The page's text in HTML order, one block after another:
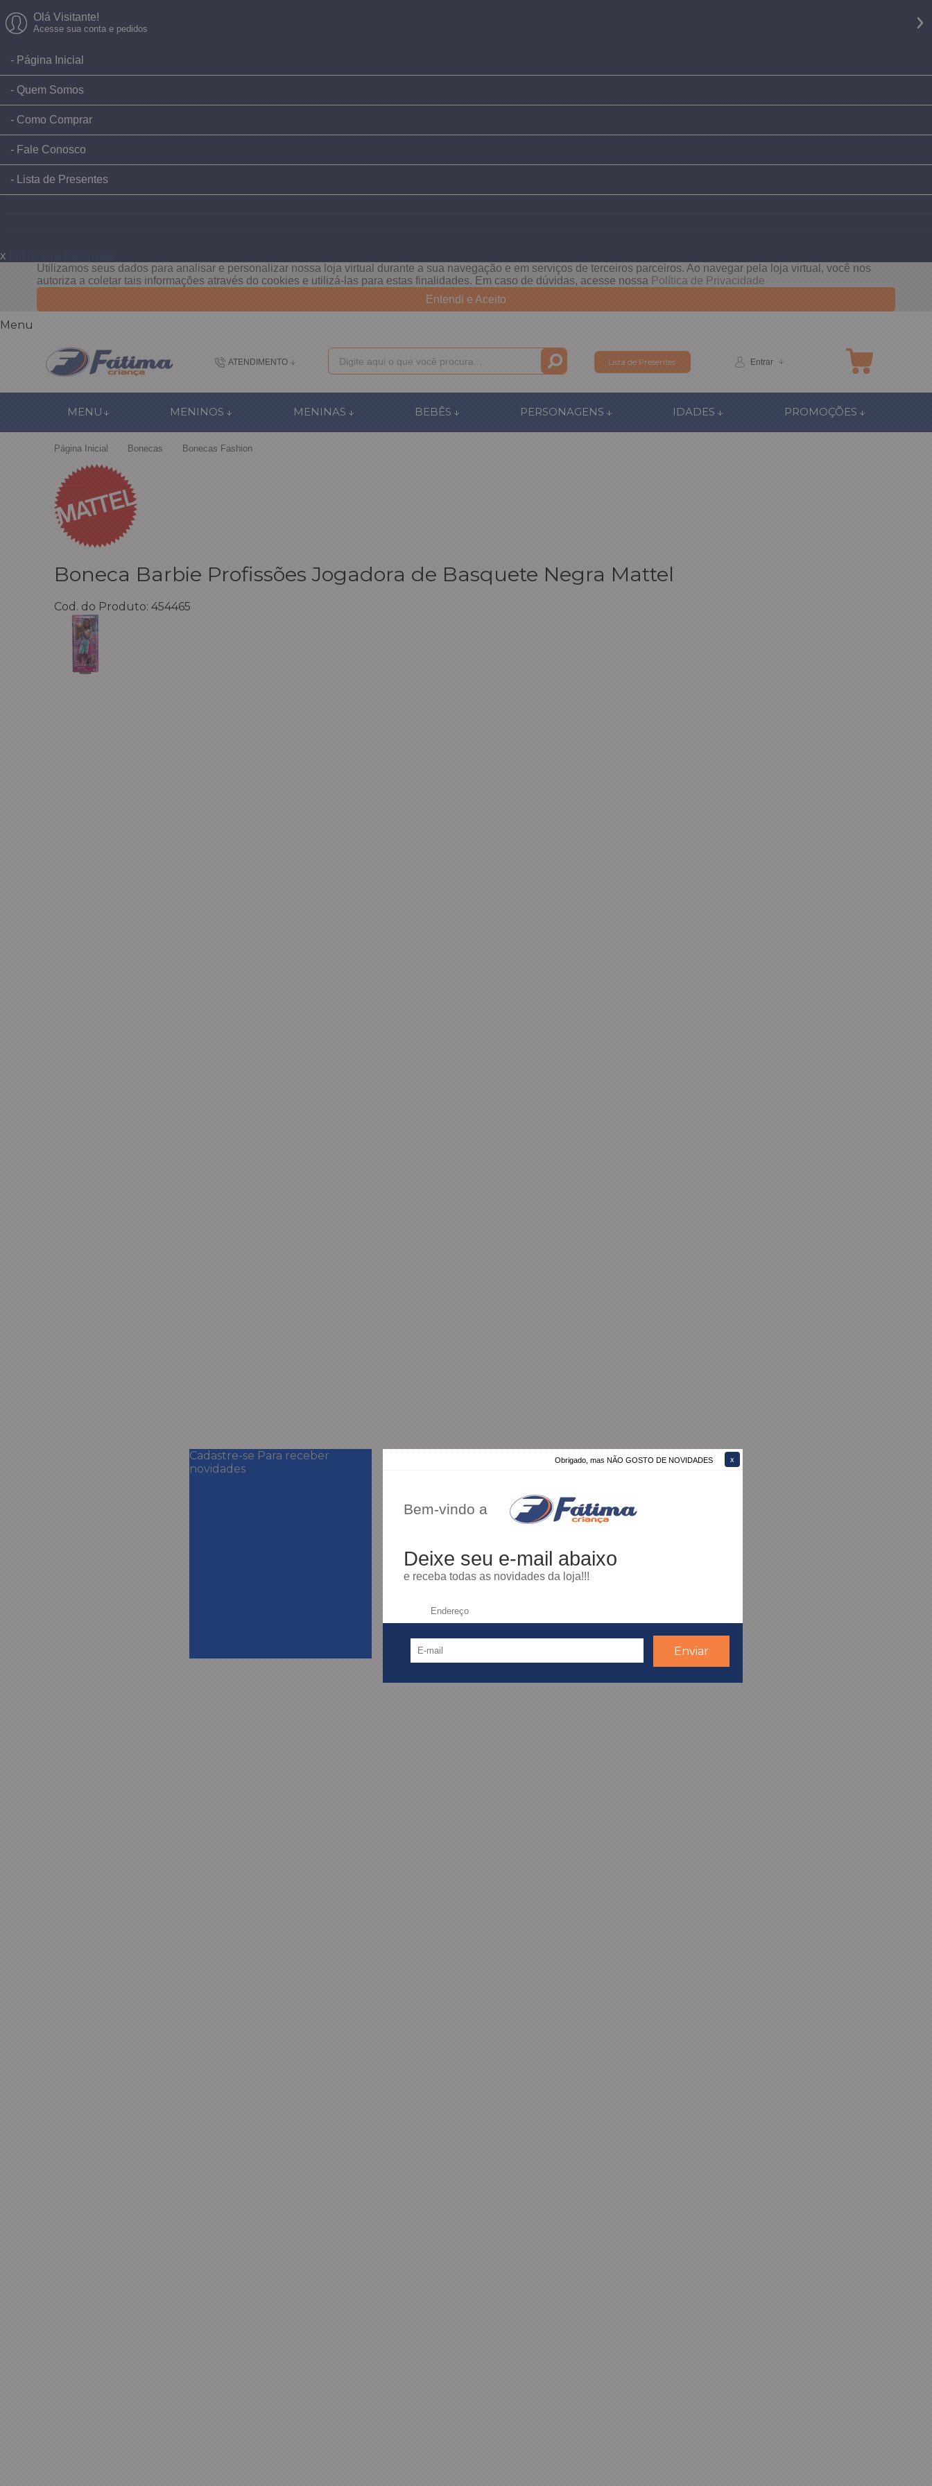
Olá Visitante!
Acesse sua conta e pedidos
Página Inicial
Quem Somos
Como Comprar
Fale Conosco
Lista de Presentes
x Filtre sua Pesquisa:
Utilizamos seus dados para analisar e personalizar nossa loja virtual durante a sua navegação e em serviços de terceiros parceiros. Ao navegar pela loja virtual, você nos
autoriza a coletar tais informações através do cookies e utilizá-las para estas finalidades. Em caso de dúvidas, acesse nossaPolítica de Privacidade
Entendi e Aceito
Obrigado, mas NÃO GOSTO DE NOVIDADES
Cadastre-se Para receber
novidades
Bem-vindo a
Deixe seu e-mail abaixo
e receba todas as novidades da loja!!!
Endereço:
Menu
ATENDIMENTO
(48) 3437-7011
48 988184672
contato@fatimacrianca.com.br
Central de Ajuda
Lista de Presentes Entrar
MENU MENINOS MENINAS BEBÊS PERSONAGENS IDADES PROMOÇÕES
Página Inicial Bonecas Bonecas Fashion
Boneca Barbie Profissões Jogadora de Basquete Negra Mattel
Cod. do Produto: 454465